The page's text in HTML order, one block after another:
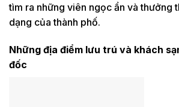
tìm ra những viên ngọc ẩn và thưởng
dạng của thành phố.
Những địa điểm lưu trú và khách
đốc